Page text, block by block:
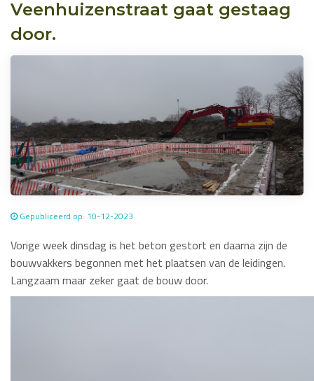
Veenhuizenstraat gaat gestaag
door.
Gepubliceerd op: 10-12-2023
Vorige week dinsdag is het beton gestort en daarna zijn de
bouwvakkers begonnen met het plaatsen van de leidingen.
Langzaam maar zeker gaat de bouw door.